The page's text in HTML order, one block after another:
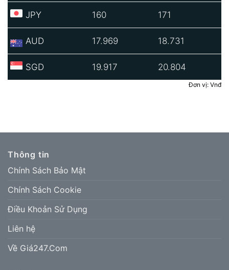
JPY 160 171
AUD 17.969 18.731
SGD 19.917 20.804
Đơn vị: Vnđ
Thông tin
Chính Sách Bảo Mật
Chính Sách Cookie
Điều Khoản Sử Dụng
Liên hệ
Về Giá247.Com